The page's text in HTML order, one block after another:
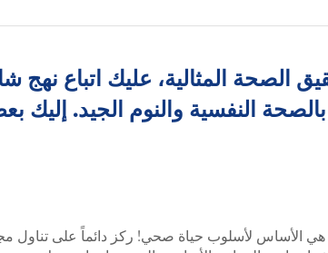
الصحة المثالية، عليك اتباع نهج
بالصحة النفسية والنوم الجيد.
هي الأساس لأسلوب حياة صحي! ركز دائماً على تناول